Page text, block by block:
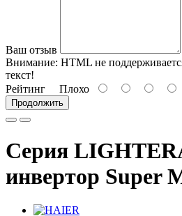
Ваш отзыв
Внимание: HTML не
текст!
Рейтинг Плохо
Продолжить
Серия
инвертор Super